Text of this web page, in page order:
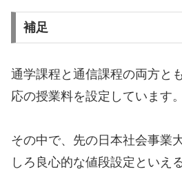
補足
通学課程と通信課程の両方と
応の授業料を設定しています。
その中で、先の日本社会事業
しろ良心的な値段設定といえ